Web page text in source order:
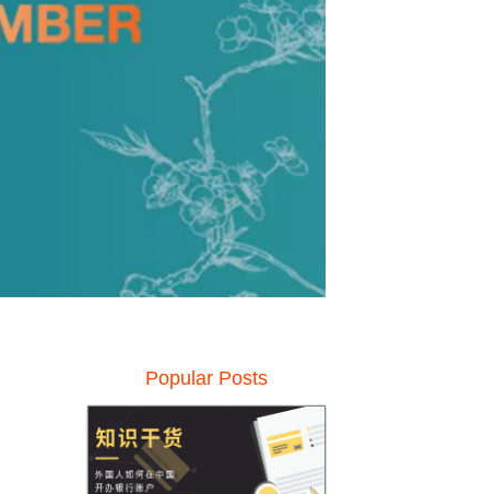
Popular Posts